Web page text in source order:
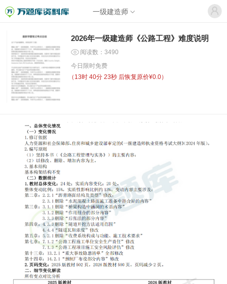
一级建造师
2026年一级建造师《公路工程》难度说明
阅读数：3490
今日限时免费
（ 13时 40分 23秒 后恢复原价¥0.0）